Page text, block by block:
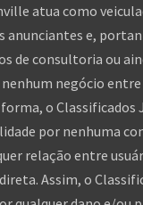
atua como
anunciantes e,
de consultoria ou
negócio entre
o Classificados
por nenhuma
relação entre
Assim, o